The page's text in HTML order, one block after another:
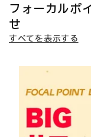
フォーカルポ
せ
すべてを表示する